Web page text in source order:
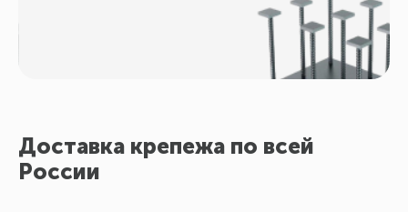
Доставка крепежа по всей
России